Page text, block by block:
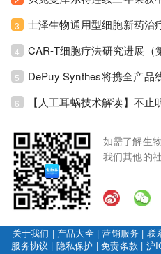
3
4 CAR-T细胞疗法研究进展（
5
6
如需了解生
我们其他的
关于我们 | 产品大全|营销服务 | 联
服务协议 | 隐私保护 |免责条款 | 沪